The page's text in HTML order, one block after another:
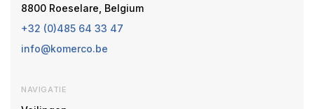
8800 Roeselare, Belgium
+32 (0)485 64 33 47
info@komerco.be
NAVIGATIE